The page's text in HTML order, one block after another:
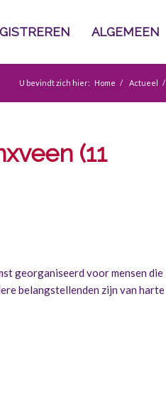
ALGEMEEN
U bevindt zich hier: Home / Actueel /
(11
georganiseerd voor mensen die
belangstellenden zijn van harte